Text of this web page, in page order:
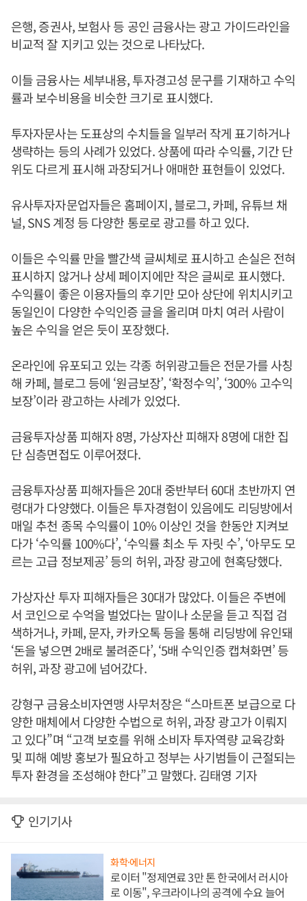
은행, 증권사, 보험사 등 공인 금융사는 광고 가이드라인을
비교적 잘 지키고 있는 것으로 나타났다.
이들 금융사는 세부내용, 투자경고성 문구를 기재하고 수익
률과 보수비용을 비슷한 크기로 표시했다.
투자자문사는 도표상의 수치들을 일부러 작게 표기하거나
생략하는 등의 사례가 있었다. 상품에 따라 수익률, 기간 단
위도 다르게 표시해 과장되거나 애매한 표현들이 있었다.
유사투자자문업자들은 홈페이지, 블로그, 카페, 유튜브 채
널, SNS 계정 등 다양한 통로로 광고를 하고 있다.
이들은 수익률 만을 빨간색 글씨체로 표시하고 손실은 전혀
표시하지 않거나 상세 페이지에만 작은 글씨로 표시했다.
수익률이 좋은 이용자들의 후기만 모아 상단에 위치시키고
동일인이 다양한 수익인증 글을 올리며 마치 여러 사람이
높은 수익을 얻은 듯이 포장했다.
온라인에 유포되고 있는 각종 허위광고들은 전문가를 사칭
해 카페, 블로그 등에 ‘원금보장’, ‘확정수익’, ‘300% 고수익
보장’이라 광고하는 사례가 있었다.
금융투자상품 피해자 8명, 가상자산 피해자 8명에 대한 집
단 심층면접도 이루어졌다.
금융투자상품 피해자들은 20대 중반부터 60대 초반까지 연
령대가 다양했다. 이들은 투자경험이 있음에도 리딩방에서
매일 추천 종목 수익률이 10% 이상인 것을 한동안 지켜보
다가 ‘수익률 100%다’, ‘수익률 최소 두 자릿 수’, ‘아무도 모
르는 고급 정보제공’ 등의 허위, 과장 광고에 현혹당했다.
가상자산 투자 피해자들은 30대가 많았다. 이들은 주변에
서 코인으로 수억을 벌었다는 말이나 소문을 듣고 직접 검
색하거나, 카페, 문자, 카카오톡 등을 통해 리딩방에 유인돼
‘돈을 넣으면 2배로 불려준다’, ‘5배 수익인증 캡쳐화면’ 등
허위, 과장 광고에 넘어갔다.
강형구 금융소비자연맹 사무처장은 “스마트폰 보급으로 다
양한 매체에서 다양한 수법으로 허위, 과장 광고가 이뤄지
고 있다”며 “고객 보호를 위해 소비자 투자역량 교육강화
및 피해 예방 홍보가 필요하고 정부는 사기범들이 근절되는
투자 환경을 조성해야 한다”고 말했다. 김태영 기자
인기기사
화학·에너지
로이터 "정제연료 3만 톤 한국에서 러시아
로 이동", 우크라이나의 공격에 수요 늘어